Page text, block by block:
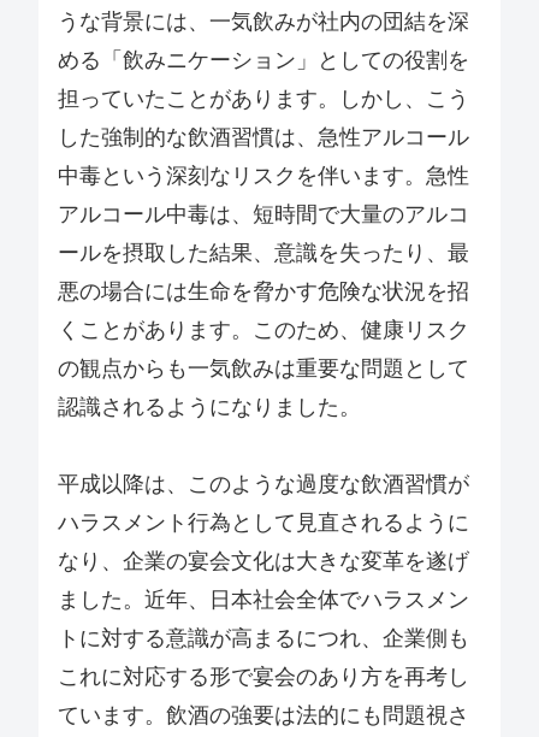
うな背景には、一気飲みが社内の団結を深
める「飲みニケーション」としての役割を
担っていたことがあります。しかし、こう
した強制的な飲酒習慣は、急性アルコール
中毒という深刻なリスクを伴います。急性
アルコール中毒は、短時間で大量のアルコ
ールを摂取した結果、意識を失ったり、最
悪の場合には生命を脅かす危険な状況を招
くことがあります。このため、健康リスク
の観点からも一気飲みは重要な問題として
認識されるようになりました。
平成以降は、このような過度な飲酒習慣が
ハラスメント行為として見直されるように
なり、企業の宴会文化は大きな変革を遂げ
ました。近年、日本社会全体でハラスメン
トに対する意識が高まるにつれ、企業側も
これに対応する形で宴会のあり方を再考し
ています。飲酒の強要は法的にも問題視さ